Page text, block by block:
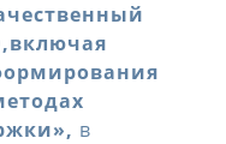
включая
в